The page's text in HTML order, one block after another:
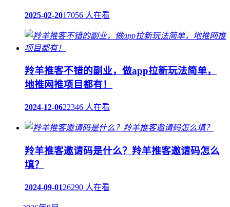
2025-02-2017056 人在看
羚羊推客不错的副业，做app拉新玩法简单，
地推网推项目都有！
2024-12-0622346 人在看
羚羊推客邀请码是什么？羚羊推客邀请码怎么
填？
2024-09-0126290 人在看